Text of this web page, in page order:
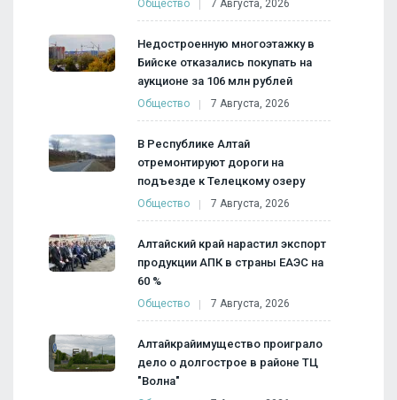
Общество 7 Августа, 2026
Недостроенную многоэтажку в
Бийске отказались покупать на
аукционе за 106 млн рублей
Общество 7 Августа, 2026
В Республике Алтай
отремонтируют дороги на
подъезде к Телецкому озеру
Общество 7 Августа, 2026
Алтайский край нарастил экспорт
продукции АПК в страны ЕАЭС на
60 %
Общество 7 Августа, 2026
Алтайкрайимущество проиграло
дело о долгострое в районе ТЦ
"Волна"